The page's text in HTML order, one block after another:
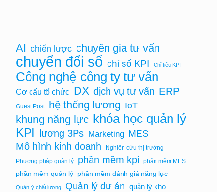
AI chiến lược chuyên gia tư vấn
chuyển đổi số chỉ số KPI Chỉ tiêu KPI
Công nghệ công ty tư vấn
Cơ cấu tổ chức DX dịch vụ tư vấn ERP
Guest Post hệ thống lương IoT
khung năng lực khóa học quản lý
KPI lương 3Ps Marketing MES
Mô hình kinh doanh
Nghiên cứu thị trường
Phương pháp quản lý
phần mềm kpi phần mềm MES
phần mềm quản lý phần mềm đánh giá năng lực
Quản lý chất lượng Quản lý dự án quản lý kho